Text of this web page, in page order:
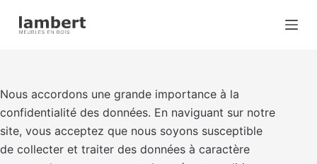
S
k
t
o
c
o
Nous accordons une grande importance à la
confidentialité des données. En naviguant sur notre
site, vous acceptez que nous soyons susceptible
de collecter et traiter des données à caractère